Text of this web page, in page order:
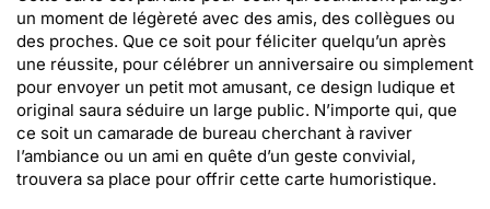
un moment de légèreté avec des amis, des collègues ou
des proches. Que ce soit pour féliciter quelqu’un après
une réussite, pour célébrer un anniversaire ou simplement
pour envoyer un petit mot amusant, ce design ludique et
original saura séduire un large public. N’importe qui, que
ce soit un camarade de bureau cherchant à raviver
l’ambiance ou un ami en quête d’un geste convivial,
trouvera sa place pour offrir cette carte humoristique.